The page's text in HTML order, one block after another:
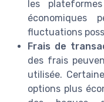
les
économiques
fluctuations
Frais de
des frais
utilisée.
options plus